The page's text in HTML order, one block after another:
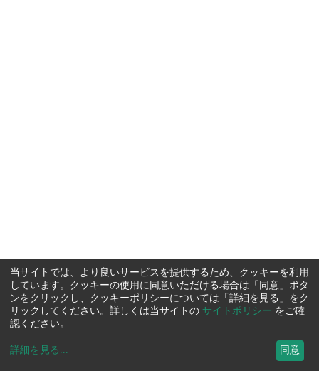
当サイトでは、より良いサービスを提供するため、クッキーを利用
しています。クッキーの使用に同意いただける場合は「同意」ボタ
ンをクリックし、クッキーポリシーについては「詳細を見る」をク
リックしてください。詳しくは当サイトの サイトポリシー をご確
認ください。
詳細を見る ... 同意